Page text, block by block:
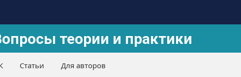
теории и практики
Статьи Для авторов